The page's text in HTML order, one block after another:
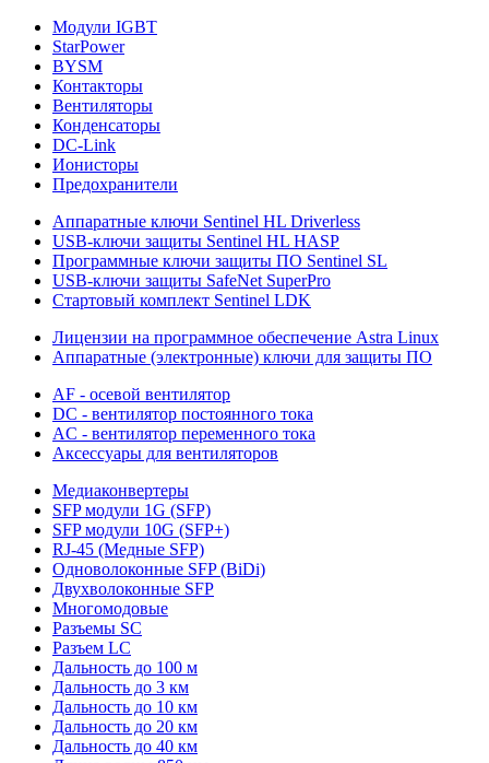
Модули IGBT
StarPower
BYSM
Контакторы
Вентиляторы
Конденсаторы
DC-Link
Ионисторы
Предохранители
Аппаратные ключи Sentinel HL Driverless
USB-ключи защиты Sentinel HL HASP
Программные ключи защиты ПО Sentinel SL
USB-ключи защиты SafeNet SuperPro
Стартовый комплект Sentinel LDK
Лицензии на программное обеспечение Astra Linux
Аппаратные (электронные) ключи для защиты ПО
AF - осевой вентилятор
DC - вентилятор постоянного тока
AC - вентилятор переменного тока
Аксессуары для вентиляторов
Медиаконвертеры
SFP модули 1G (SFP)
SFP модули 10G (SFP+)
RJ-45 (Медные SFP)
Одноволоконные SFP (BiDi)
Двухволоконные SFP
Многомодовые
Разъемы SC
Разъем LC
Дальность до 100 м
Дальность до 3 км
Дальность до 10 км
Дальность до 20 км
Дальность до 40 км